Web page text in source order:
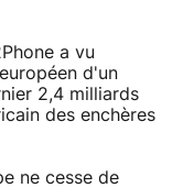
a vu
d'un
2,4 milliards
des enchères
ne cesse de